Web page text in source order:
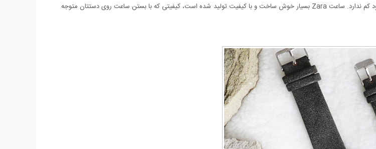
حس اصل بودن را به شما هدیه می دهد و به جرات می توان گفت چیزی از نمونه اصلی خود کم ندارد. ساعت Zara بسیار خوش ساخت و با کیفیت تولید شده است، کیفیتی که با بستن ساعت روی دستتان متوجه